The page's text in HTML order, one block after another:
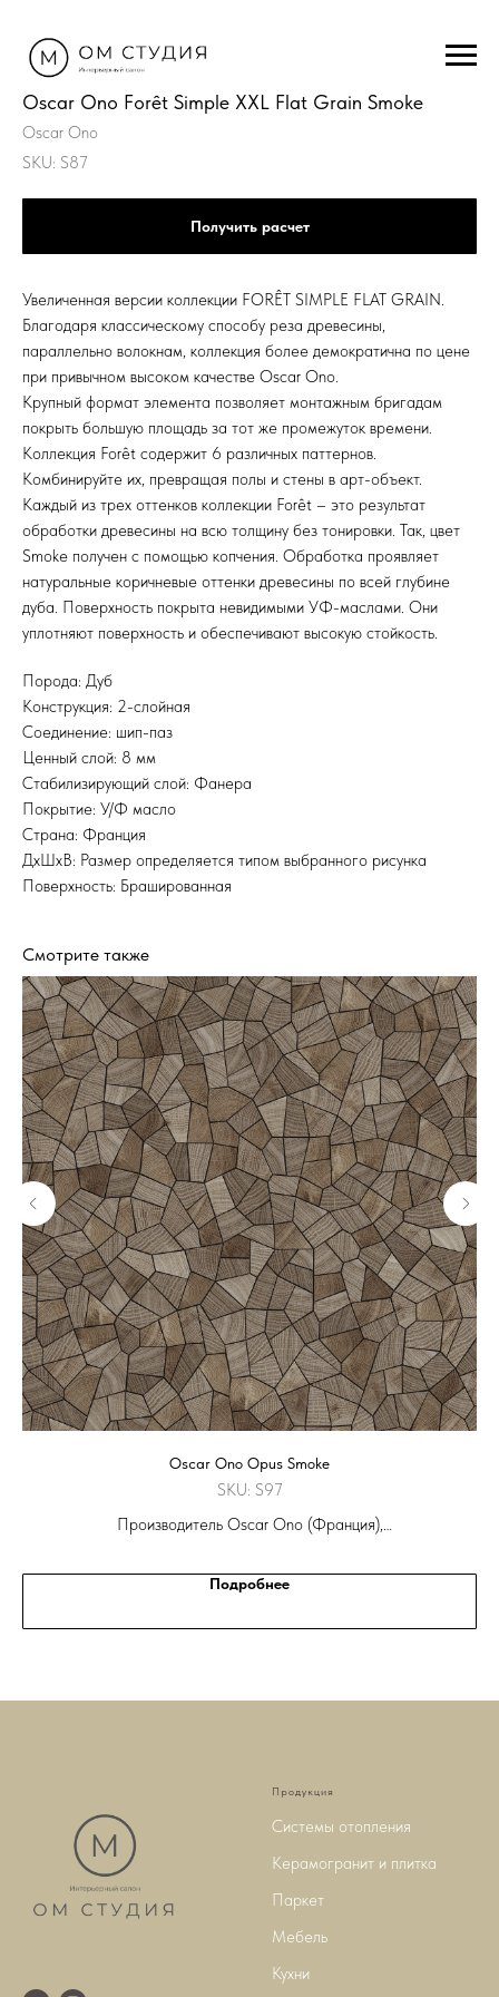
Oscar Ono Forêt Simple XXL Flat Grain Smoke
Oscar Ono
SKU: S87
Получить расчет
Увеличенная версии коллекции FORÊT SIMPLE FLAT GRAIN.
Благодаря классическому способу реза древесины,
параллельно волокнам, коллекция более демократична по цене
при привычном высоком качестве Oscar Ono.
Крупный формат элемента позволяет монтажным бригадам
покрыть большую площадь за тот же промежуток времени.
Коллекция Forêt содержит 6 различных паттернов.
Комбинируйте их, превращая полы и стены в арт-объект.
Каждый из трех оттенков коллекции Forêt – это результат
обработки древесины на всю толщину без тонировки. Так, цвет
Smoke получен с помощью копчения. Обработка проявляет
натуральные коричневые оттенки древесины по всей глубине
дуба. Поверхность покрыта невидимыми УФ-маслами. Они
уплотняют поверхность и обеспечивают высокую стойкость.
Порода: Дуб
Конструкция: 2-слойная
Соединение: шип-паз
Ценный слой: 8 мм
Стабилизирующий слой: Фанера
Покрытие: У/Ф масло
Страна: Франция
ДхШхВ: Размер определяется типом выбранного рисунка
Поверхность: Брашированная
Смотрите также
Oscar Ono Opus Smoke
SKU: S97
Производитель Oscar Ono (Франция),
Подробнее
Продукция
Системы отопления
Керамогранит и плитка
Паркет
Мебель
Кухни